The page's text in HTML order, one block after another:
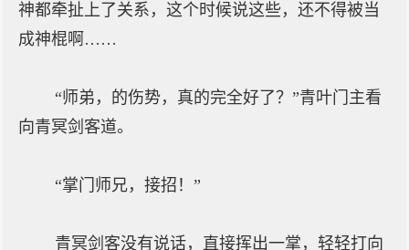
神都牵扯上了关系，这个时候说这些，还不得被当
成神棍啊……
“师弟，的伤势，真的完全好了？”青叶门主看
向青冥剑客道。
“掌门师兄，接招！”
青冥剑客没有说话，直接挥出一掌，轻轻打向